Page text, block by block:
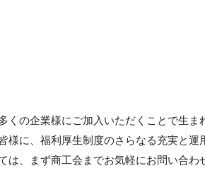
くの企業様にご加入いただくことで生
様に、福利厚生制度のさらなる充実と
は、まず商工会までお気軽にお問い合わ